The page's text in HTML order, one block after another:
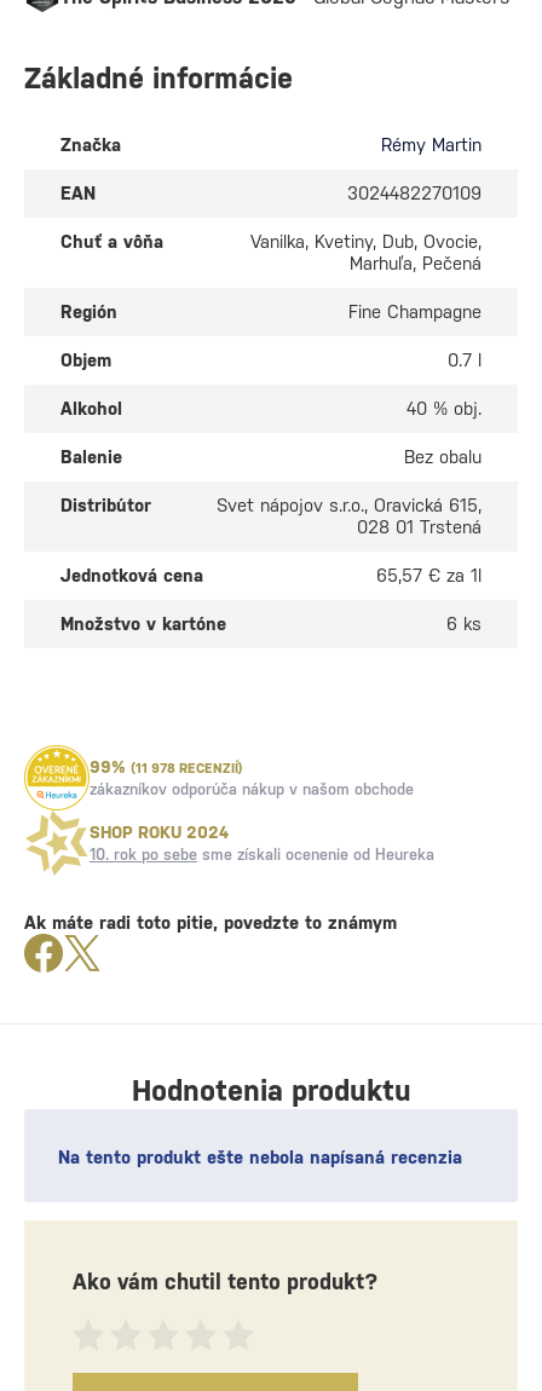
Základné informácie
Značka Rémy Martin
EAN 3024482270109
Chuť a vôňa
Vanilka, Kvetiny, Dub, Ovocie,
Marhuľa, Pečená
Región Fine Champagne
Objem 0.7 l
Alkohol 40 % obj.
Balenie Bez obalu
Distribútor
Svet nápojov s.r.o., Oravická 615,
028 01 Trstená
Jednotková cena 65,57 € za 1l
Množstvo v kartóne 6 ks
Hodnotenia produktu
Na tento produkt ešte nebola napísaná recenzia
Ako vám chutil tento produkt?
99% (11 978 RECENZIÍ)
zákazníkov odporúča nákup v našom obchode
SHOP ROKU 2024
10. rok po sebe sme získali ocenenie od Heureka
Ak máte radi toto pitie, povedzte to známym